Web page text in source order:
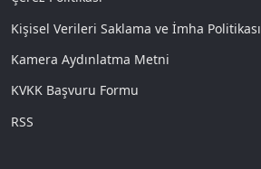
Kişisel Verileri Saklama ve İmha Politikası
Kamera Aydınlatma Metni
KVKK Başvuru Formu
RSS